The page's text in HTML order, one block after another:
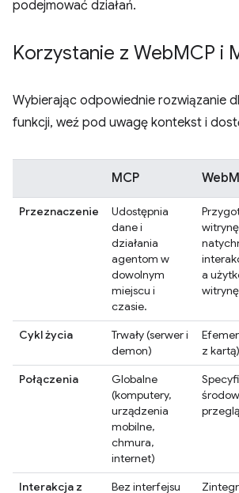
podejmować działań.
Korzystanie z WebMCP i
Wybierając odpowiednie rozwiązanie
funkcji, weź pod uwagę kontekst i
MCP
Przeznaczenie
Udostępnia
dane i
działania
agentom w
dowolnym
miejscu i
czasie.
a
Cykl życia
Trwały (serwer i
demon)
z kartą)
Połączenia
Globalne
(komputery,
urządzenia
mobilne,
chmura,
internet)
Interakcja z
Bez interfejsu